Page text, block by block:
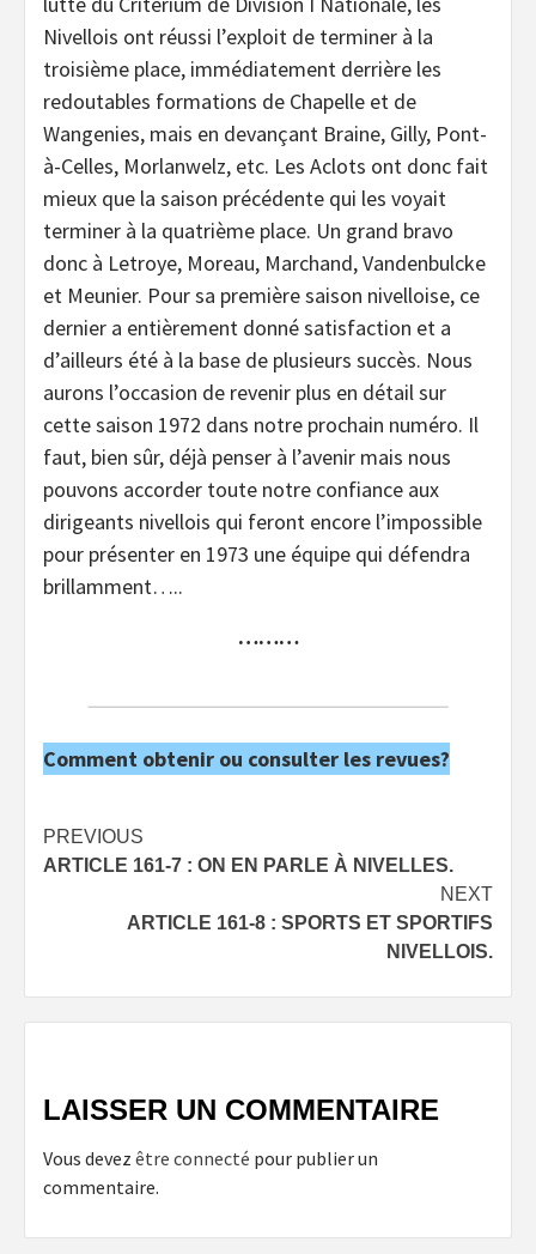
Nivellois ont réussi l’exploit de terminer à la
troisième place, immédiatement derrière les
redoutables formations de Chapelle et de
Wangenies, mais en devançant Braine, Gilly, Pont-
à-Celles, Morlanwelz, etc. Les Aclots ont donc fait
mieux que la saison précédente qui les voyait
terminer à la quatrième place. Un grand bravo
donc à Letroye, Moreau, Marchand, Vandenbulcke
et Meunier. Pour sa première saison nivelloise, ce
dernier a entièrement donné satisfaction et a
d’ailleurs été à la base de plusieurs succès. Nous
aurons l’occasion de revenir plus en détail sur
cette saison 1972 dans notre prochain numéro. Il
faut, bien sûr, déjà penser à l’avenir mais nous
pouvons accorder toute notre confiance aux
dirigeants nivellois qui feront encore l’impossible
pour présenter en 1973 une équipe qui défendra
brillamment…..
………
Comment obtenir ou consulter les revues?
Post
navigation
PREVIOUS
ARTICLE 161-7 : ON EN PARLE À NIVELLES.
NEXT
ARTICLE 161-8 : SPORTS ET SPORTIFS
NIVELLOIS.
LAISSER UN COMMENTAIRE
Vous devez être connecté pour publier un
commentaire.